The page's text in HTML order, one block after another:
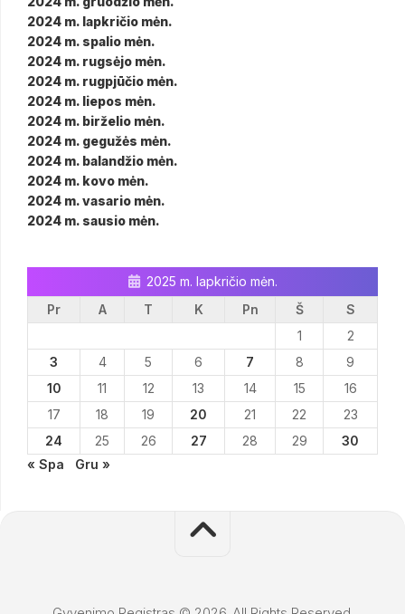
2024 m. lapkričio mėn.
2024 m. spalio mėn.
2024 m. rugsėjo mėn.
2024 m. rugpjūčio mėn.
2024 m. liepos mėn.
2024 m. birželio mėn.
2024 m. gegužės mėn.
2024 m. balandžio mėn.
2024 m. kovo mėn.
2024 m. vasario mėn.
2024 m. sausio mėn.
2025 m. lapkričio mėn.
Pr
A T K Pn Š
S
1
2
3
4 5 6 7 8
9
10
11 12 13 14 15
16
17
18 19 20 21 22
23
24
25 26 27 28 29
30
« Spa
Gru »